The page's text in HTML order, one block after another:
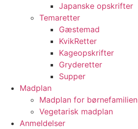
Japanske opskrifter
Temaretter
Gæstemad
KvikRetter
Kageopskrifter
Gryderetter
Supper
Madplan
Madplan for børnefamilien
Vegetarisk madplan
Anmeldelser